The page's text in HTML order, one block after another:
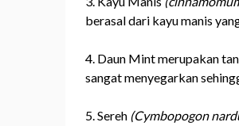
berasal dari kayu manis
4. Daun Mint merupakan
sangat menyegarkan
5. Sereh (Cymbopogon